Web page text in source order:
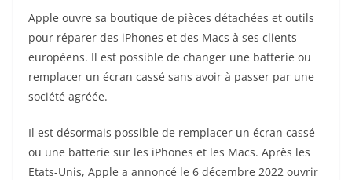
Apple ouvre sa boutique de pièces détachées et outils
pour réparer des iPhones et des Macs à ses clients
européens. Il est possible de changer une batterie ou
remplacer un écran cassé sans avoir à passer par une
société agréée.
Il est désormais possible de remplacer un écran cassé
ou une batterie sur les iPhones et les Macs. Après les
Etats-Unis, Apple a annoncé le 6 décembre 2022 ouvrir